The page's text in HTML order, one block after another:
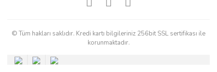
© Tüm hakları saklıdır. Kredi kartı bilgileriniz 256bit SSL sertifikası ile
korunmaktadır.